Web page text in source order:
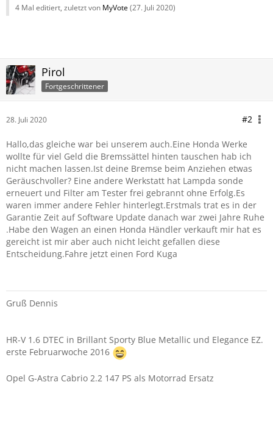
4 Mal editiert, zuletzt von MyVote(27. Juli 2020)
Pirol
Fortgeschrittener
28. Juli 2020 #2
Hallo,das gleiche war bei unserem auch.Eine Honda Werke
wollte für viel Geld die Bremssättel hinten tauschen hab ich
nicht machen lassen.Ist deine Bremse beim Anziehen etwas
Geräuschvoller? Eine andere Werkstatt hat Lampda sonde
erneuert und Filter am Tester frei gebrannt ohne Erfolg.Es
waren immer andere Fehler hinterlegt.Erstmals trat es in der
Garantie Zeit auf Software Update danach war zwei Jahre Ruhe
.Habe den Wagen an einen Honda Händler verkauft mir hat es
gereicht ist mir aber auch nicht leicht gefallen diese
Entscheidung.Fahre jetzt einen Ford Kuga
Gruß Dennis
HR-V 1.6 DTEC in Brillant Sporty Blue Metallic und Elegance EZ.
erste Februarwoche 2016
Opel G-Astra Cabrio 2.2 147 PS als Motorrad Ersatz